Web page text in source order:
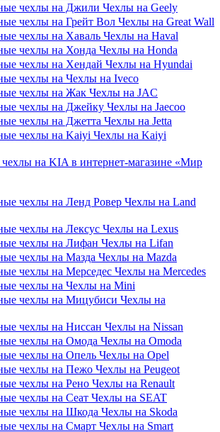
Чехлы на Geely
Чехлы на Great Wall
Чехлы на Haval
Чехлы на Honda
Чехлы на Hyundai
Чехлы на Iveco
Чехлы на JAC
Чехлы на Jaecoo
Чехлы на Jetta
Чехлы на Kaiyi
Чехлы на Land
Чехлы на Lexus
Чехлы на Lifan
Чехлы на Mazda
Чехлы на Mercedes
Чехлы на Mini
Чехлы на
Чехлы на Nissan
Чехлы на Omoda
Чехлы на Opel
Чехлы на Peugeot
Чехлы на Renault
Чехлы на SEAT
Чехлы на Skoda
Чехлы на Smart